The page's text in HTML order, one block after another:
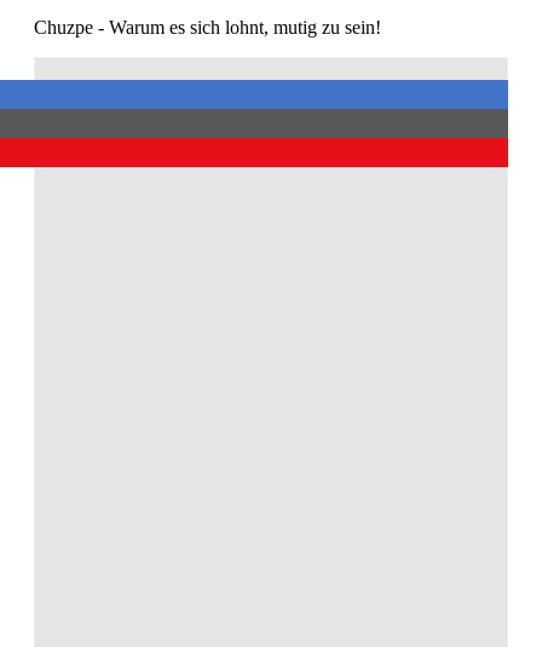
Chuzpe - Warum es sich lohnt, mutig zu sein!